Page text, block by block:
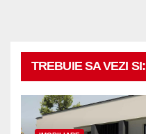
TREBUIE SA VEZI SI: